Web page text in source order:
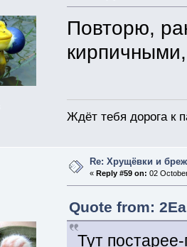
Повторю,
Ждёт тебя дорога к
Re: Хрущёвки и
«Reply #59 on: 02
Quote from:
Тут